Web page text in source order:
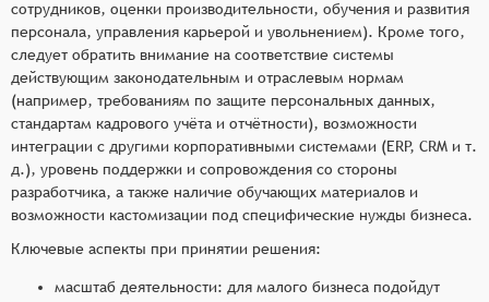
сотрудников, оценки производительности, обучения и развития
персонала, управления карьерой и увольнением). Кроме того,
следует обратить внимание на соответствие системы
действующим законодательным и отраслевым нормам
(например, требованиям по защите персональных данных,
стандартам кадрового учёта и отчётности), возможности
интеграции с другими корпоративными системами (ERP, CRM и т.
д.), уровень поддержки и сопровождения со стороны
разработчика, а также наличие обучающих материалов и
возможности кастомизации под специфические нужды бизнеса.
Ключевые аспекты при принятии решения:
масштаб деятельности: для малого бизнеса подойдут